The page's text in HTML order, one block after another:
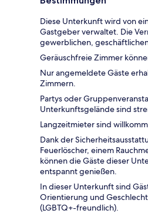
Diese Unterkunft wird von
Gastgeber verwaltet. Die
gewerblichen,
Geräuschfreie Zimmer
Nur angemeldete Gäste
Zimmern.
Partys oder
Unterkunftsgelände sind
Langzeitmieter sind
Dank der
Feuerlöscher, einem
können die Gäste dieser
entspannt genießen.
In dieser Unterkunft sind
Orientierung und
(LGBTQ+-freundlich).